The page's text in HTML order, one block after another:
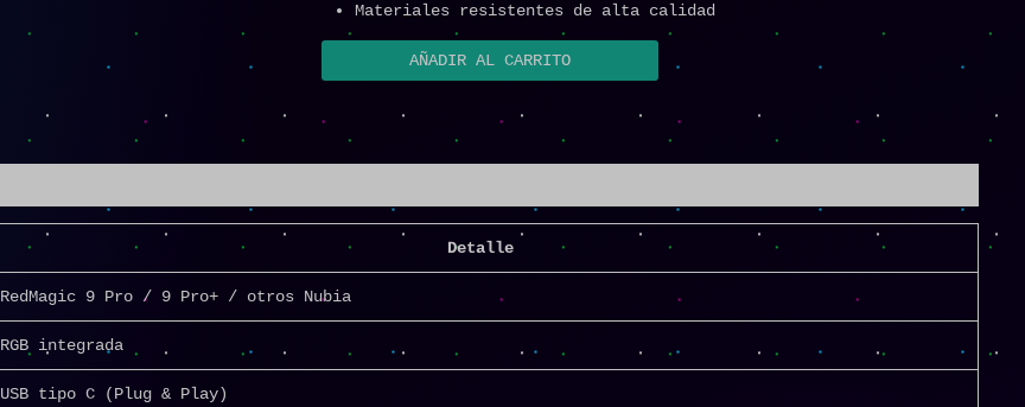
Materiales resistentes de alta calidad
AÑADIR AL CARRITO
Detalle
RedMagic 9 Pro / 9 Pro+ / otros Nubia
RGB integrada
USB tipo C (Plug & Play)